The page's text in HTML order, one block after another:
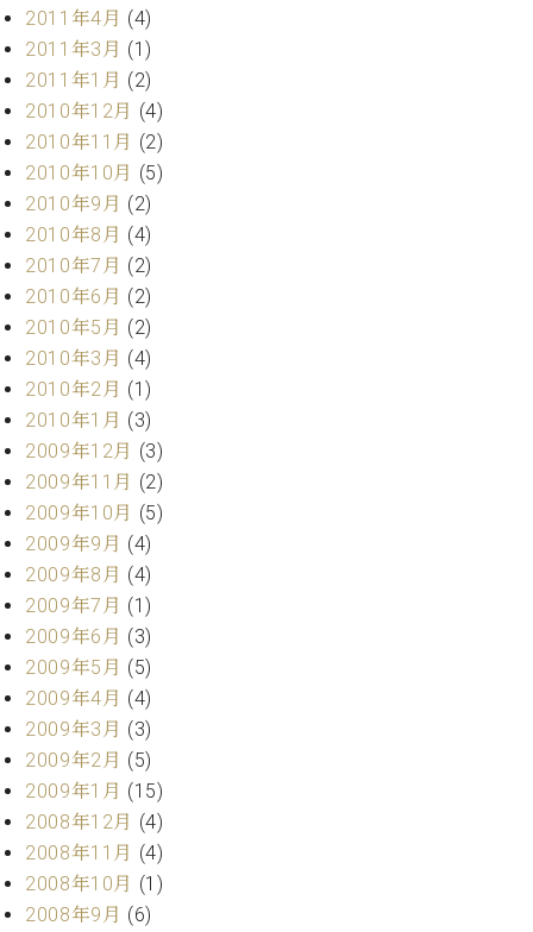
2011年4月 (4)
2011年3月 (1)
2011年1月 (2)
2010年12月 (4)
2010年11月 (2)
2010年10月 (5)
2010年9月 (2)
2010年8月 (4)
2010年7月 (2)
2010年6月 (2)
2010年5月 (2)
2010年3月 (4)
2010年2月 (1)
2010年1月 (3)
2009年12月 (3)
2009年11月 (2)
2009年10月 (5)
2009年9月 (4)
2009年8月 (4)
2009年7月 (1)
2009年6月 (3)
2009年5月 (5)
2009年4月 (4)
2009年3月 (3)
2009年2月 (5)
2009年1月 (15)
2008年12月 (4)
2008年11月 (4)
2008年10月 (1)
2008年9月 (6)